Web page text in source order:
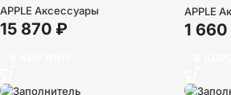
APPLE Аксессуары
15 870 ₽
APPLE
1 660